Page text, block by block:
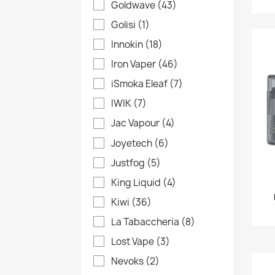
Goldwave (43)
Golisi (1)
Innokin (18)
Iron Vaper (46)
iSmoka Eleaf (7)
IWIK (7)
Jac Vapour (4)
Joyetech (6)
Justfog (5)
King Liquid (4)
Kiwi (36)
La Tabaccheria (8)
Lost Vape (3)
Nevoks (2)